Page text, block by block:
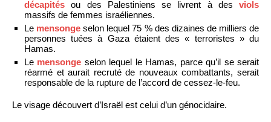
décapités ou des Palestiniens se livrent à des viols
massifs de femmes israéliennes.
Le mensonge selon lequel 75 % des dizaines de milliers de
personnes tuées à Gaza étaient des « terroristes » du
Hamas.
Le mensonge selon lequel le Hamas, parce qu’il se serait
réarmé et aurait recruté de nouveaux combattants, serait
responsable de la rupture de l’accord de cessez-le-feu.
Le visage découvert d’Israël est celui d’un génocidaire.